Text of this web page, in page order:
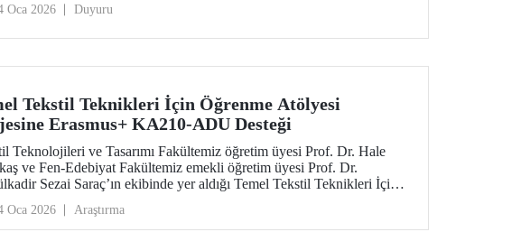
Oca 2026 Duyuru
Tekstil Teknikleri İçin Öğrenme Atölyesi
Erasmus+ KA210-ADU Desteği
Teknolojileri ve Tasarımı Fakültemiz öğretim üyesi Prof. Dr. Hale
ve Fen-Edebiyat Fakültemiz emekli öğretim üyesi Prof. Dr.
Sezai Saraç’ın ekibinde yer aldığı Temel Tekstil Teknikleri İçin
Oca 2026 Araştırma